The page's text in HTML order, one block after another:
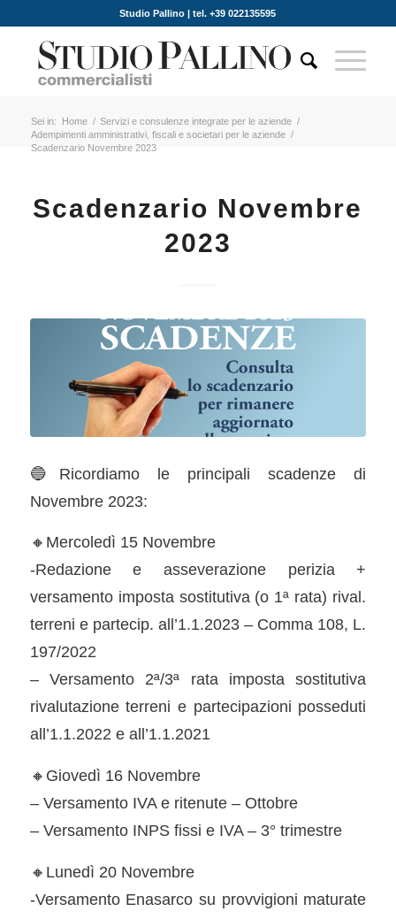
Studio Pallino | tel. +39 022135595
Sei in: Home / Servizi e consulenze integrate per le aziende /
Adempimenti amministrativi, fiscali e societari per le aziende /
Scadenzario Novembre 2023
Scadenzario Novembre
2023
🔵Ricordiamo le principali scadenze di
Novembre 2023:
🔸Mercoledì 15 Novembre
-Redazione e asseverazione perizia +
versamento imposta sostitutiva (o 1ª rata) rival.
terreni e partecip. all’1.1.2023 – Comma 108, L.
197/2022
– Versamento 2ª/3ª rata imposta sostitutiva
rivalutazione terreni e partecipazioni posseduti
all’1.1.2022 e all’1.1.2021
🔸Giovedì 16 Novembre
– Versamento IVA e ritenute – Ottobre
– Versamento INPS fissi e IVA – 3° trimestre
🔸Lunedì 20 Novembre
-Versamento Enasarco su provvigioni maturate